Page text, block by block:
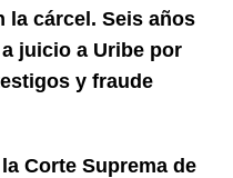
la cárcel. Seis años
juicio a Uribe por
y fraude
Corte Suprema de